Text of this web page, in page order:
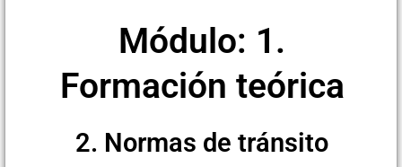
Módulo: 1.
Formación teórica
2. Normas de tránsito